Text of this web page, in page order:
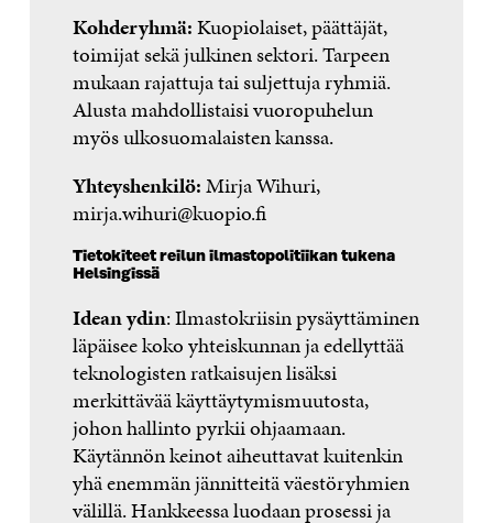
Kohderyhmä:Kuopiolaiset, päättäjät,
toimijat sekä julkinen sektori. Tarpeen
mukaan rajattuja tai suljettuja ryhmiä.
Alusta mahdollistaisi vuoropuhelun
myös ulkosuomalaisten kanssa.
Yhteyshenkilö:Mirja Wihuri,
mirja.wihuri@kuopio.fi
Tietokiteet reilun ilmastopolitiikan tukena
Helsingissä
Idean ydin: Ilmastokriisin pysäyttäminen
läpäisee koko yhteiskunnan ja edellyttää
teknologisten ratkaisujen lisäksi
merkittävää käyttäytymismuutosta,
johon hallinto pyrkii ohjaamaan.
Käytännön keinot aiheuttavat kuitenkin
yhä enemmän jännitteitä väestöryhmien
välillä. Hankkeessa luodaan prosessi ja